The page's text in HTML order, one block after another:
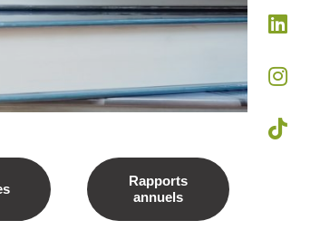
Rapports
annuels